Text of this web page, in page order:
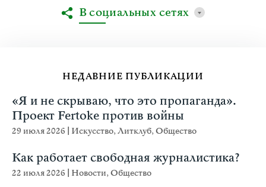
НЕДАВНИЕ ПУБЛИКАЦИИ
«Я и не скрываю, что это пропаганда».
Проект Fertoke против войны
29 июля 2026 Искусство,Литклуб,Общество
Как работает свободная журналистика?
22 июля 2026 Новости,Общество
В социальных сетях